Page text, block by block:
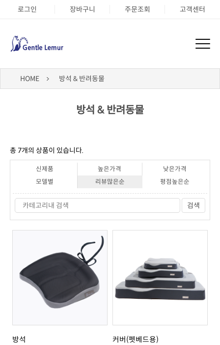
로그인 장바구니 주문조회 고객센터
HOME 방석 & 반려동물
방석 & 반려동물
총 7개의 상품이 있습니다.
신제품 높은가격
낮은가격
모델별
리뷰많은순 평점높은순
검색
방석 커버(펫베드용)